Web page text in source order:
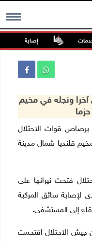
MENU
إصابة مسن بجروح
آخرا ونجله في مخيم
شاب برصاص قوات الاحتلال
قلنديا شمال مدينة
فتحت نيرانها على
لإصابة سائق المركبة
إلى المستشفى.
جيش الاحتلال اقتحمت